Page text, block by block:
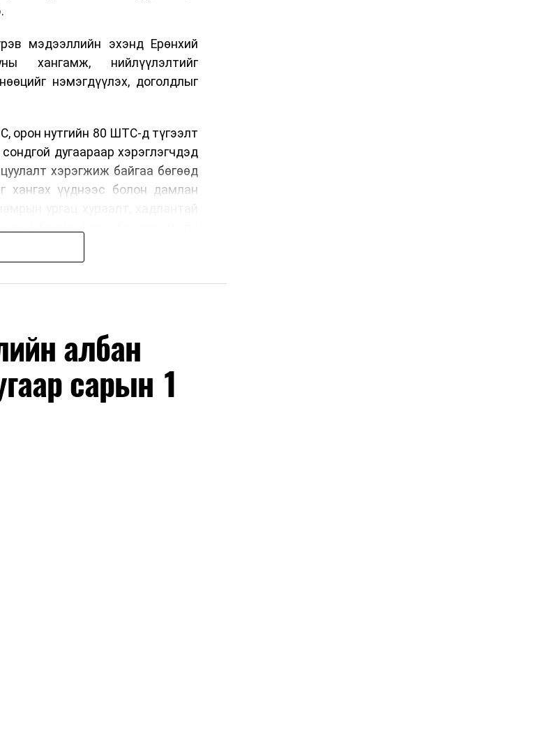
мэдээллийн эхэнд Ерөнхий
хангамж, нийлүүлэлтийг
нэмэгдүүлэх, доголдлыг
орон нутгийн 80 ШТС-д түгээлт
дугаараар хэрэглэгчдэд
хэрэгжиж байгаа бөгөөд
хангах үүднээс болон дамлан
удаа 50,000 төгрөг хүртэл
хүртэл үргэлжлэх бөгөөд энэ
гэж найдаж байна.
хүрээнд бусад эх
Үүд боомтоор 2000 тонн дизель
хийгдэж байна" гэлээ
албан
сарын 1